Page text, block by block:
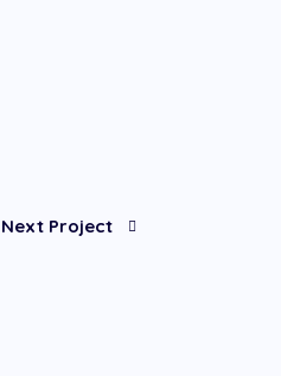
Next Project